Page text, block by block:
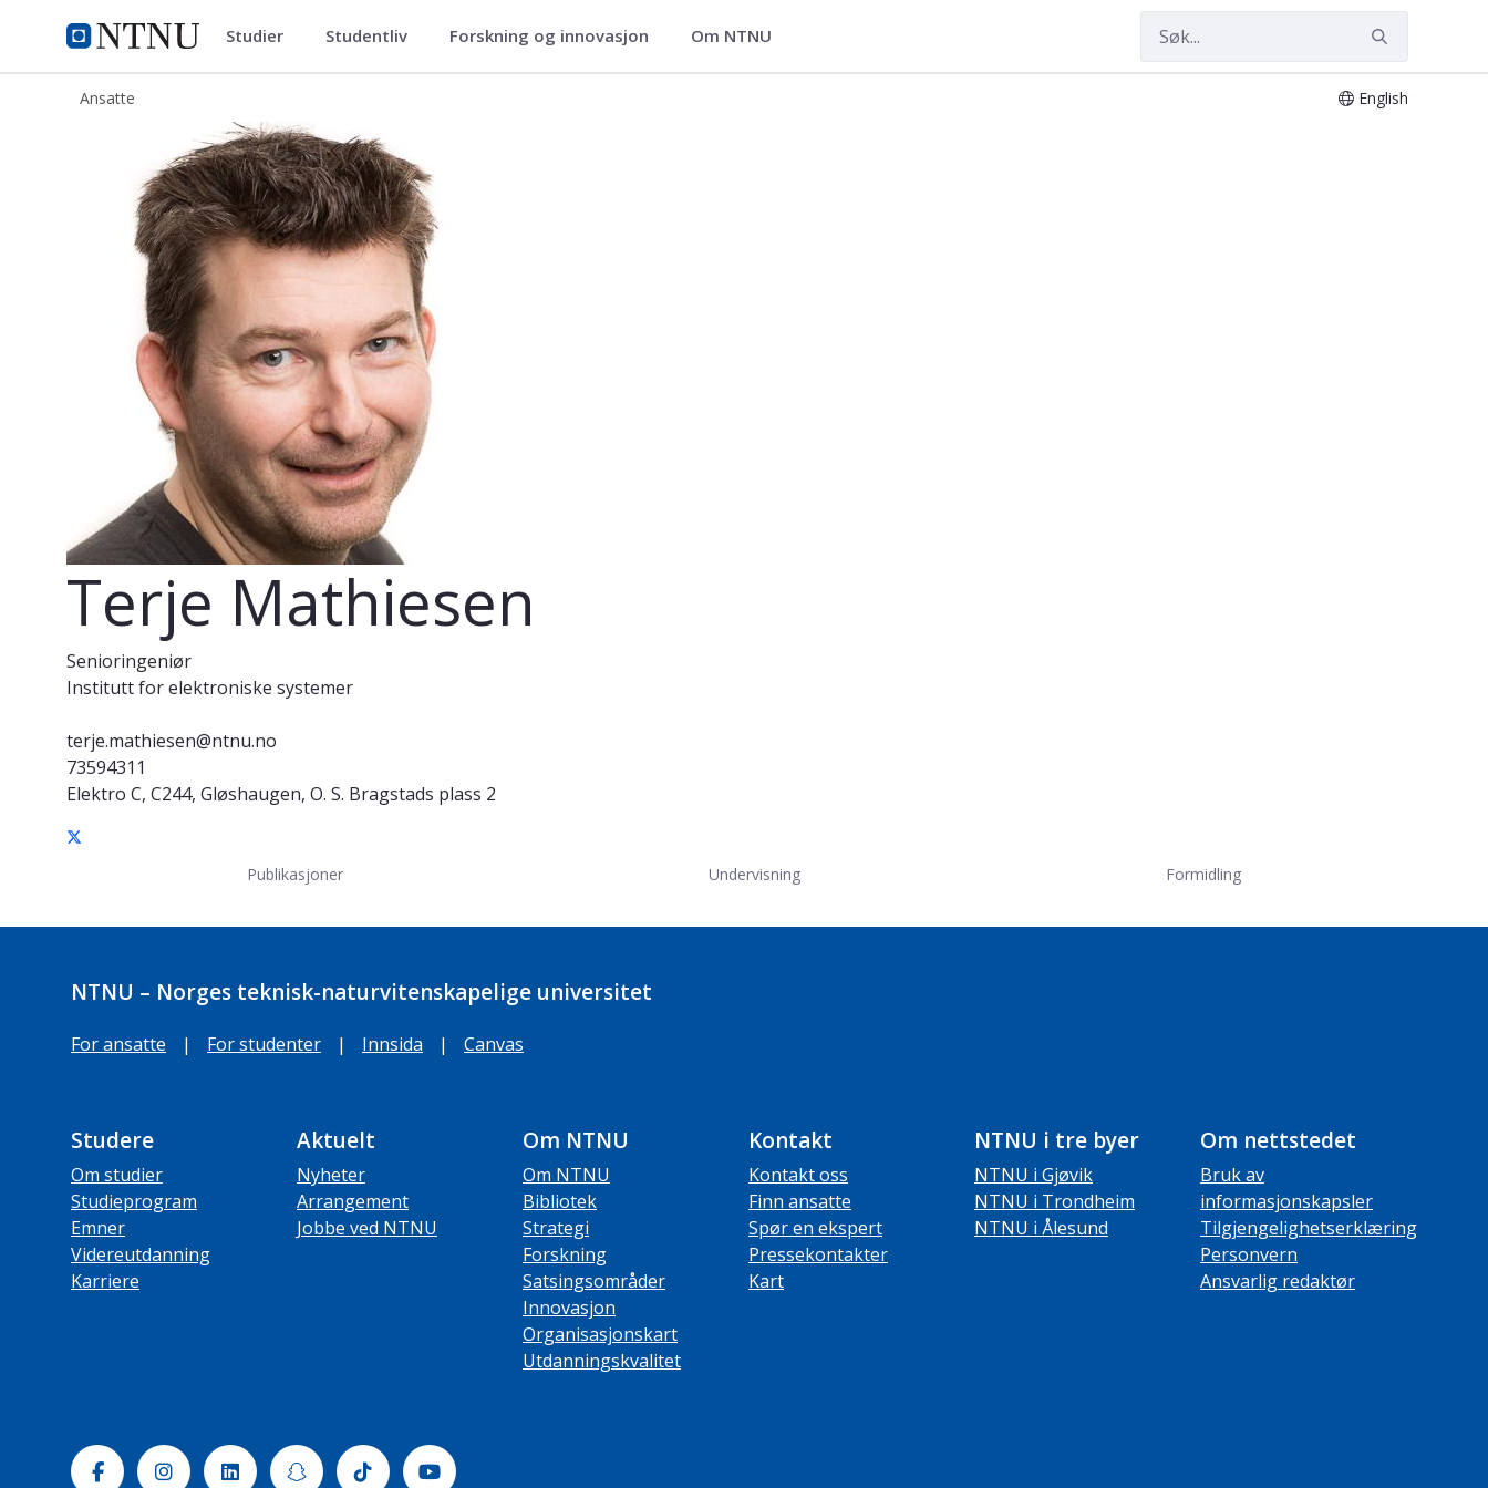
NTNU Hjemmeside
ntnu.no Studier Studentliv Forskning og innovasjon Om NTNU
Ansatte English
Terje Mathiesen
Terje Mathiesen
Senioringeniør
Institutt for elektroniske systemer
terje.mathiesen@ntnu.no
73594311
Elektro C, C244, Gløshaugen, O. S. Bragstads plass 2
Publikasjoner Undervisning Formidling
NTNU – Norges teknisk-naturvitenskapelige universitet
For ansatte | For studenter | Innsida | Canvas
Studere
Om studier
Studieprogram
Emner
Videreutdanning
Karriere
Aktuelt
Nyheter
Arrangement
Jobbe ved NTNU
Om NTNU
Om NTNU
Bibliotek
Strategi
Forskning
Satsingsområder
Innovasjon
Organisasjonskart
Utdanningskvalitet
Kontakt
Kontakt oss
Finn ansatte
Spør en ekspert
Pressekontakter
Kart
NTNU i tre byer
NTNU i Gjøvik
NTNU i Trondheim
NTNU i Ålesund
Om nettstedet
Bruk av
informasjonskapsler
Tilgjengelighetserklæring
Personvern
Ansvarlig redaktør
FacebookInstagramLinkedinSnapchatTiktok Youtube